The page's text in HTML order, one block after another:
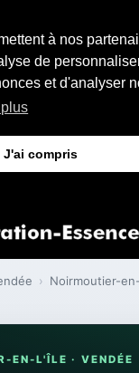
à nos
de
et d'analyser
J'ai compris
› Noirmoutier-
EN-L'ÎLE · VENDÉE